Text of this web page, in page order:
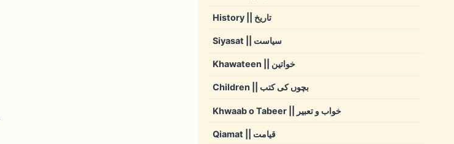
History || تاریخ
Siyasat || سیاست
Khawateen || خواتین
Children || بچوں کی کتب
Khwaab o Tabeer || خواب و تعبیر
Qiamat || قیامت